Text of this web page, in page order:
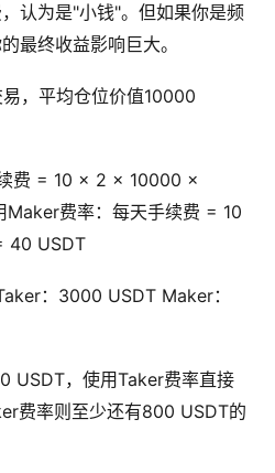
认为是"小钱"。但如果你是频
最终收益影响巨大。
，平均仓位价值10000
费 = 10 × 2 × 10000 ×
费率：每天手续费 = 10
40 USDT
：3000 USDT Maker：
USDT，使用Taker费率直接
费率则至少还有800 USDT的